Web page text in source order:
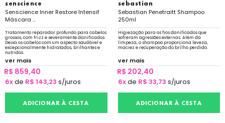
senscience
Senscience Inner Restore Intensif
Máscara ...
Tratamento reparador profundo para cabelos
grossos, com frizz e severamente danificados.
Deixa os cabelos com um aspecto saudável e
excepcionalmente hidratados, brilhantes e
nutridos.
ver mais
R$ 859,40
6xde R$ 143,23 s/juros
ADICIONAR À CESTA
sebastian
Sebastian Penetraitt Shampoo
250ml
Higiezação para os fios danificados que
sofreram agressões externas. Além da
limpeza, o shampoo proporciona leveza,
maciez e recuperação do brilho perdido.
ver mais
R$ 202,40
6xde R$ 33,73 s/juros
ADICIONAR À CESTA